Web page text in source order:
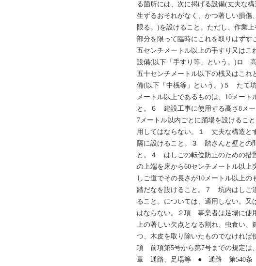
る箇所には、次に掲げる設備(丈夫な
生ずるおそれがなく、かつ著しい損傷
限る。)を設けること。ただし、作業
部分を限って臨時にこれを取りはず
五センチメートル以上の手すり又はこ
設備(以下「手すり等」という。)ロ
五十センチメートル以下の桟又はこれ
備(以下「中桟等」という。)５ たて
メートル以上であるものは、10メート
と。６ 建設工事に使用する高さ8メー
7メートル以内ごとに踊場を設けるこ
用してはならない。１ 丈夫な構造と
隔に設けること。３ 踏さんと壁との
と。４ はしごの転位防止のための
の上端を床から60センチメートル以
しご道でその長さが10メートル以上の
踏だなを設けること。７ 坑内はしご
ること。については、適用しない。又
はならない。２項 事業者は足場に使
上の著しい欠点となる割れ、虫食い、
つ、木皮を取り除いたものでなければ
項 前項第5号から第7号までの規定は
章 通路、足場等 ● 通路 第540条